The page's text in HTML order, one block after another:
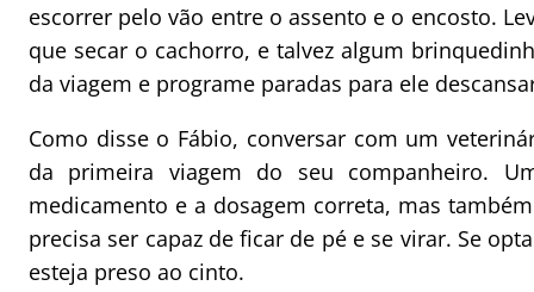
escorrer pelo vão entre o assento e o encosto.
que secar o cachorro, e talvez algum
da viagem e programe paradas para ele
Como disse o Fábio, conversar com um
da primeira viagem do seu companheiro.
medicamento e a dosagem correta, mas
precisa ser capaz de ficar de pé e se virar. Se
esteja preso ao cinto.